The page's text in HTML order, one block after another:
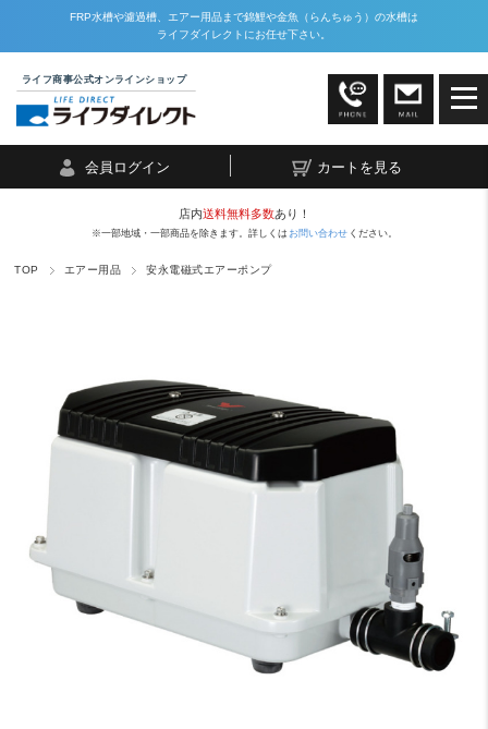
FRP水槽や濾過槽、エアー用品まで錦鯉や金魚（らんちゅう）の水槽は
ライフダイレクトにお任せ下さい。
ライフ商事公式オンラインショップ
会員ログイン カートを見る
店内送料無料多数あり！
※一部地域・一部商品を除きます。詳しくは お問い合わせ ください。
TOP エアー用品 安永電磁式エアーポンプ